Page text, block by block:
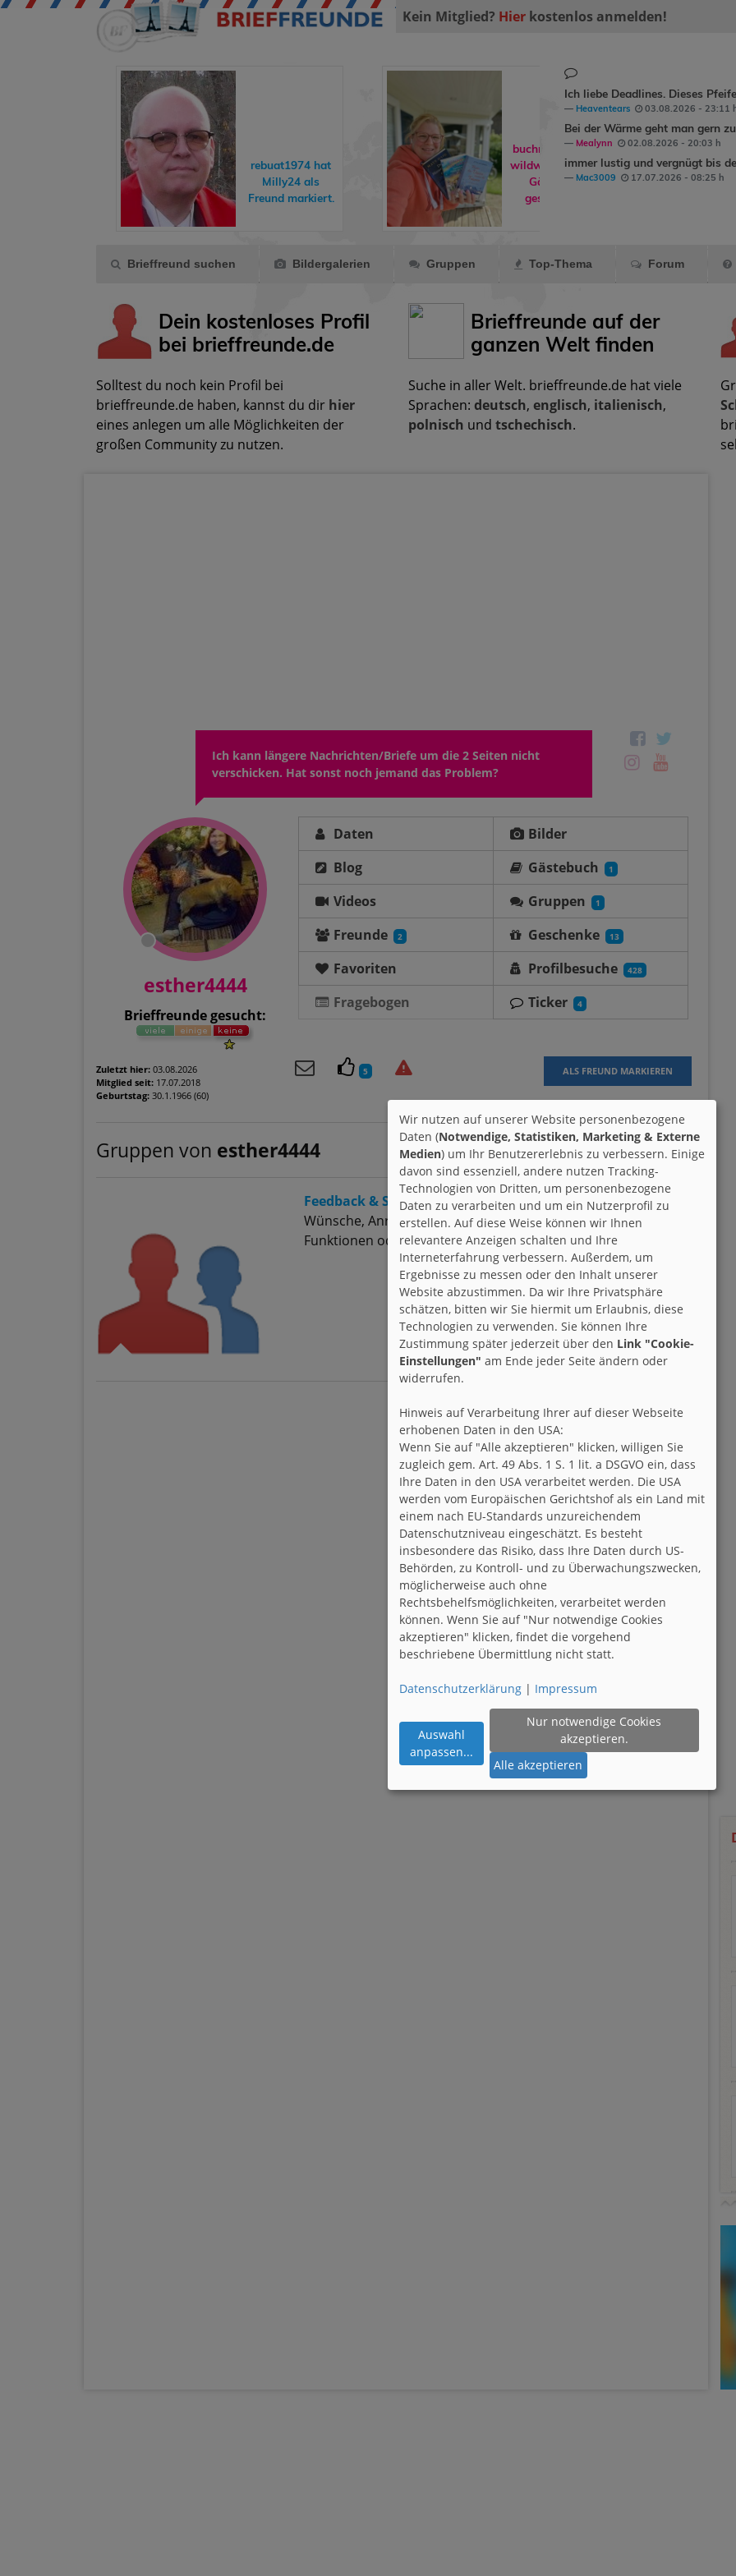
Kein Mitglied? Hier kostenlos anmelden!
rebuat1974 hat
Milly24 als
Freund markiert.
buchreisende hat
wildwind1979ins
Gästebuch
geschrieben.
Ich liebe Deadlines. Dieses
Heaventears 03.08.2026 - 23:11
Bei der Wärme geht man gern
Mealynn 02.08.2026 - 20:03 h
immer lustig und vergnügt bis
Mac3009 17.07.2026 - 08:25 h
Brieffreund suchen Bildergalerien Gruppen Top-Thema Forum
Dein kostenloses Profil
bei brieffreunde.de
Solltest du noch kein Profil bei
brieffreunde.de haben, kannst du dir hier
eines anlegen um alle Möglichkeiten der
großen Community zu nutzen.
Brieffreunde auf der
ganzen Welt finden
Suche in aller Welt. brieffreunde.de hat viele
Sprachen: deutsch, englisch, italienisch,
polnisch und tschechisch.
Ich kann längere Nachrichten/Briefe um die 2 Seiten nicht
verschicken. Hat sonst noch jemand das Problem?
esther4444
Brieffreunde gesucht:
Daten
Bilder
Blog
Gästebuch 1
Videos Gruppen 1
Freunde 2 Geschenke 13
Favoriten Profilbesuche 428
Fragebogen Ticker 4
Zuletzt hier: 03.08.2026
Mitglied seit: 17.07.2018
Geburtstag: 30.1.1966 (60)
5 ALS FREUND MARKIEREN
Gruppen von esther4444
Feedback & Support
Wünsche, Anregungen oder sachliche Kritik? Probleme bei
Funktionen oder Fragen? Hier ist Platz dafür.
Wir nutzen auf unserer Website personenbezogene
Daten (Notwendige, Statistiken, Marketing & Externe
Medien) um Ihr Benutzererlebnis zu verbessern. Einige
davon sind essenziell, andere nutzen Tracking-
Technologien von Dritten, um personenbezogene
Daten zu verarbeiten und um ein Nutzerprofil zu
erstellen. Auf diese Weise können wir Ihnen
relevantere Anzeigen schalten und Ihre
Interneterfahrung verbessern. Außerdem, um
Ergebnisse zu messen oder den Inhalt unserer
Website abzustimmen. Da wir Ihre Privatsphäre
schätzen, bitten wir Sie hiermit um Erlaubnis, diese
Technologien zu verwenden. Sie können Ihre
Zustimmung später jederzeit über den Link "Cookie-
Einstellungen" am Ende jeder Seite ändern oder
widerrufen.
Hinweis auf Verarbeitung Ihrer auf dieser Webseite
erhobenen Daten in den USA:
Wenn Sie auf "Alle akzeptieren" klicken, willigen Sie
zugleich gem. Art. 49 Abs. 1 S. 1 lit. a DSGVO ein, dass
Ihre Daten in den USA verarbeitet werden. Die USA
werden vom Europäischen Gerichtshof als ein Land mit
einem nach EU-Standards unzureichendem
Datenschutzniveau eingeschätzt. Es besteht
insbesondere das Risiko, dass Ihre Daten durch US-
Behörden, zu Kontroll- und zu Überwachungszwecken,
möglicherweise auch ohne
Rechtsbehelfsmöglichkeiten, verarbeitet werden
können. Wenn Sie auf "Nur notwendige Cookies
akzeptieren" klicken, findet die vorgehend
beschriebene Übermittlung nicht statt.
Datenschutzerklärung | Impressum
Auswahl
anpassen...
Nur notwendige Cookies
akzeptieren.
Alle akzeptieren